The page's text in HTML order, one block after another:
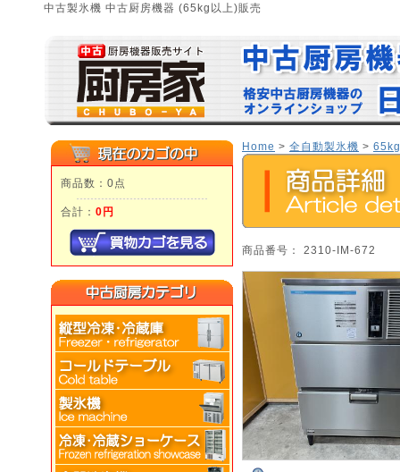
中古製氷機 中古厨房機器 (65kg以上)販売
商品数：0点
合計： 0円
Home > 全自動製氷機 >
商品番号： 2310-IM-672